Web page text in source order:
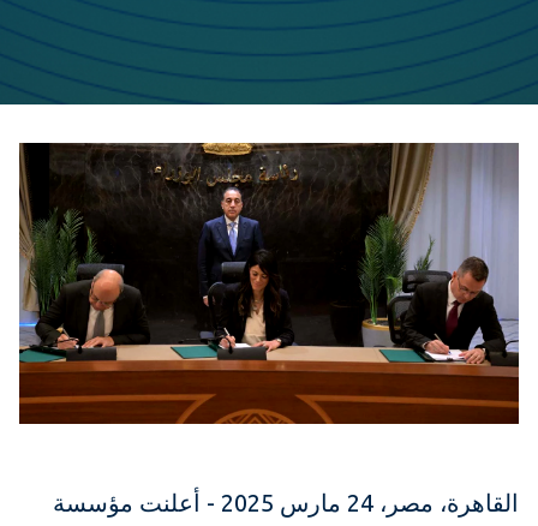
القاهرة، مصر، 24 مارس 2025 - أعلنت مؤسسة